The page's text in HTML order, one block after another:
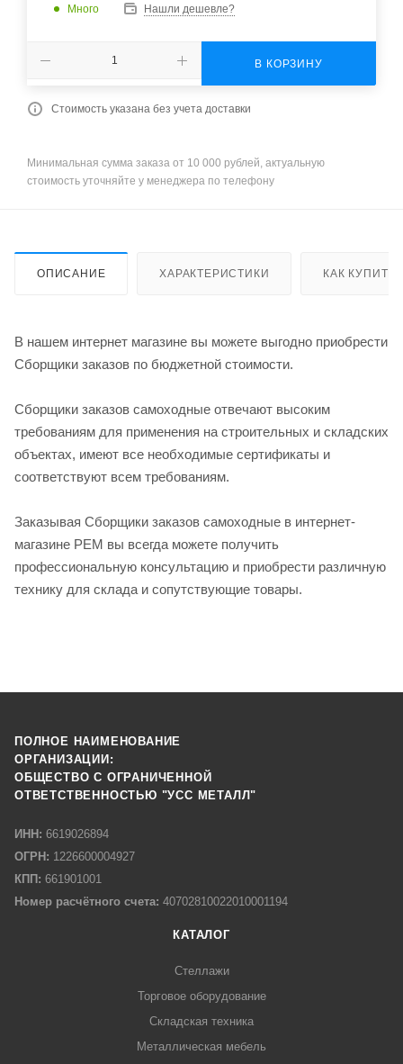
Много Нашли дешевле?
В КОРЗИНУ
Стоимость указана без учета доставки
Минимальная сумма заказа от 10 000 рублей, актуальную
стоимость уточняйте у менеджера по телефону
ОПИСАНИЕ ХАРАКТЕРИСТИКИ КАК КУПИТЬ
В нашем интернет магазине вы можете выгодно приобрести
Сборщики заказов по бюджетной стоимости.
Сборщики заказов самоходные отвечают высоким
требованиям для применения на строительных и складских
объектах, имеют все необходимые сертификаты и
соответствуют всем требованиям.
Заказывая Сборщики заказов самоходные в интернет-
магазине РЕМ вы всегда можете получить
профессиональную консультацию и приобрести различную
технику для склада и сопутствующие товары.
ПОЛНОЕ НАИМЕНОВАНИЕ
ОРГАНИЗАЦИИ:
ОБЩЕСТВО С ОГРАНИЧЕННОЙ
ОТВЕТСТВЕННОСТЬЮ "УСС МЕТАЛЛ"
ИНН: 6619026894
ОГРН: 1226600004927
КПП: 661901001
Номер расчётного счета: 40702810022010001194
КАТАЛОГ
Стеллажи
Торговое оборудование
Складская техника
Металлическая мебель